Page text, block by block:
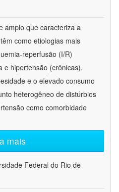
amplo que caracteriza a
como etiologias mais
reperfusão (I/R)
e hipertensão (crônicas).
e o elevado consumo
heterogêneo de distúrbios
como comorbidade
mais
Federal do Rio de